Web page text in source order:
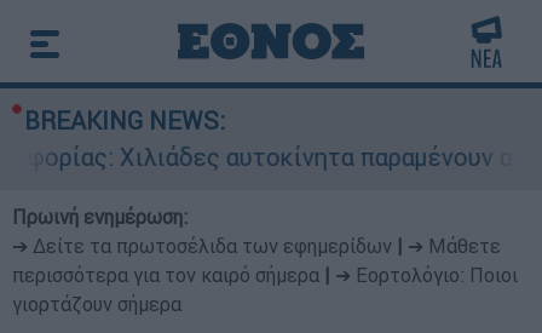
BREAKING NEWS:
Χιλιάδες αυτοκίνητα παραμένουν
Πρωινή ενημέρωση:
➔ Δείτε τα πρωτοσέλιδα των εφημερίδων
➔ Μάθετε
περισσότερα για τον καιρό σήμερα
➔ Εορτολόγιο: Ποιοι
γιορτάζουν σήμερα